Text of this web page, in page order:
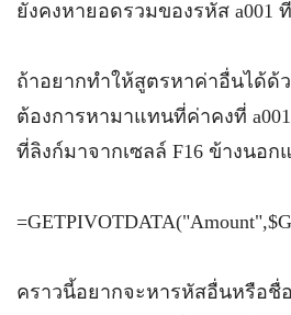
ยังคงหายอดรวมของรหัส a001
ถ้าอยากทำให้สูตรหาค่าอื่นได้ด้
ต้องการหามาแทนที่ค่าคงที่ a001
ที่ลิงก์มาจากเซลล์ F16 ข้างนอก
คราวนี้อยากจะหารหัสอื่นหรือชื่